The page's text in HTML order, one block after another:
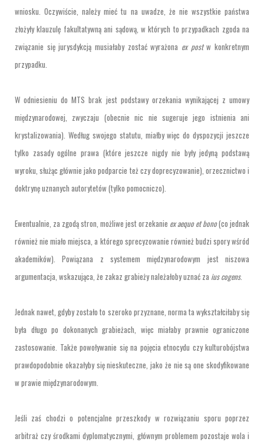
wniosku. Oczywiście, należy mieć tu na uwadze, że nie wszystkie państwa
złożyły klauzulę fakultatywną ani sądową, w których to przypadkach zgoda na
związanie się jurysdykcją musiałaby zostać wyrażona ex postw konkretnym
przypadku.
W odniesieniu do MTS brak jest podstawy orzekania wynikającej z umowy
międzynarodowej, zwyczaju (obecnie nic nie sugeruje jego istnienia ani
krystalizowania). Według swojego statutu, miałby więc do dyspozycji jeszcze
tylko zasady ogólne prawa (które jeszcze nigdy nie były jedyną podstawą
wyroku, służąc głównie jako podparcie też czy doprecyzowanie), orzecznictwo i
doktrynę uznanych autorytetów (tylko pomocniczo).
Ewentualnie, za zgodą stron, możliwe jest orzekanie ex aequo et bono(co jednak
również nie miało miejsca, a którego sprecyzowanie również budzi spory wśród
akademików). Powiązana z systemem międzynarodowym jest niszowa
argumentacja, wskazująca, że zakaz grabieży należałoby uznać za ius cogens.
Jednak nawet, gdyby zostało to szeroko przyznane, norma ta wykształciłaby się
była długo po dokonanych grabieżach, więc miałaby prawnie ograniczone
zastosowanie. Także powoływanie się na pojęcia etnocydu czy kulturobójstwa
prawdopodobnie okazałyby się nieskuteczne, jako że nie są one skodyfikowane
w prawie międzynarodowym.
Jeśli zaś chodzi o potencjalne przeszkody w rozwiązaniu sporu poprzez
arbitraż czy środkami dyplomatycznymi, głównym problemem pozostaje wola i